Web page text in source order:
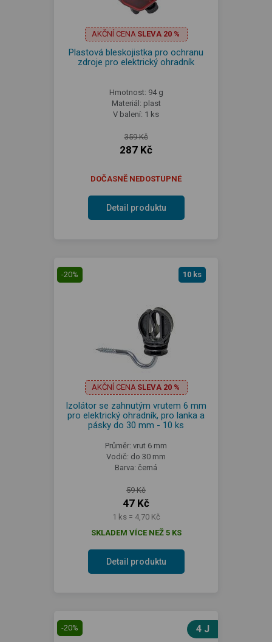
AKČNÍ CENA SLEVA 20 %
Plastová bleskojistka pro ochranu
zdroje pro elektrický ohradník
Hmotnost: 94 g
Materiál: plast
V balení: 1 ks
359 Kč
287 Kč
DOČASNĚ NEDOSTUPNÉ
Detail produktu
-20% 10 ks
AKČNÍ CENA SLEVA 20 %
Izolátor se zahnutým vrutem 6 mm
pro elektrický ohradník, pro lanka a
pásky do 30 mm - 10 ks
Průměr: vrut 6 mm
Vodič: do 30 mm
Barva: černá
59 Kč
47 Kč
1 ks = 4,70 Kč
SKLADEM VÍCE NEŽ 5 KS
Detail produktu
-20% 4 J